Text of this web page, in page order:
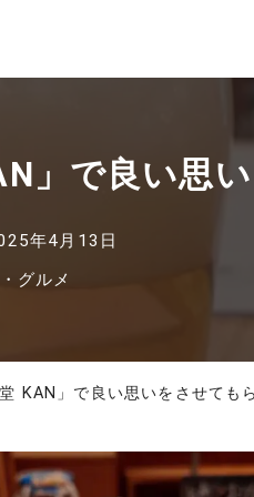
」で良い思
年4月13日
グルメ
堂 KAN」で良い思いをさせても